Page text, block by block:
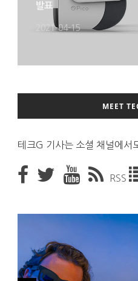
발표
2021-04-15
MEET
테크G 기사는 소셜 채널에서
RSS